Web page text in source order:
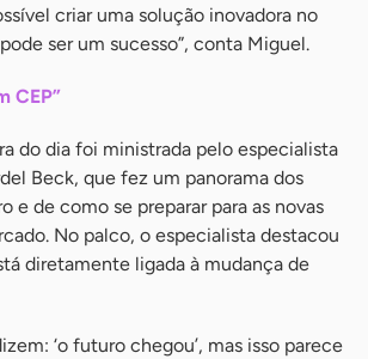
criar uma solução inovadora no
ser um sucesso”, conta Miguel.
CEP”
do dia foi ministrada pelo especialista
Beck, que fez um panorama dos
e de como se preparar para as novas
No palco, o especialista destacou
diretamente ligada à mudança de
‘o futuro chegou’, mas isso parece